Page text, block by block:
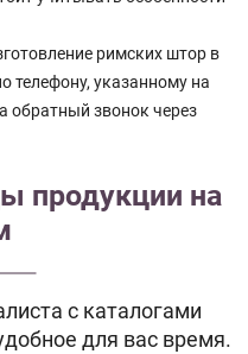
римских штор в
телефону, указанному на
обратный звонок через
продукции на
с каталогами
для вас время.